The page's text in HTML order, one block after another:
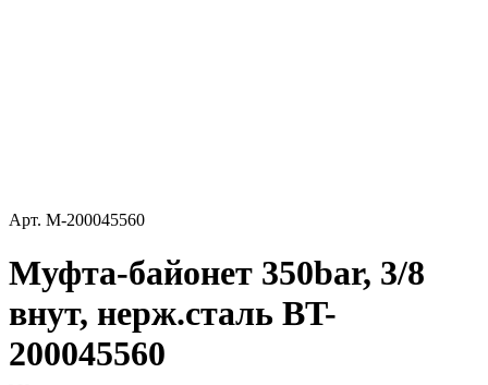
Арт. M-200045560
Муфта-байонет 350bar, 3/8
внут, нерж.сталь BT-
200045560